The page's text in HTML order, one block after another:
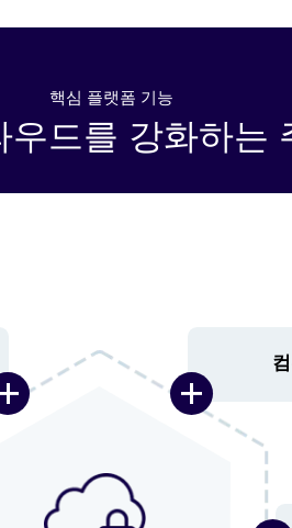
핵심 플랫폼 기능
우드를 강화하는